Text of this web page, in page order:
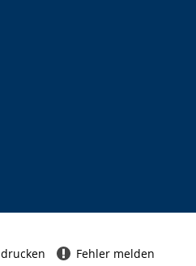
Fehler melden